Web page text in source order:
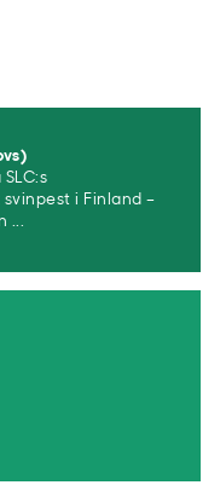
SLC:s
i Finland –
...